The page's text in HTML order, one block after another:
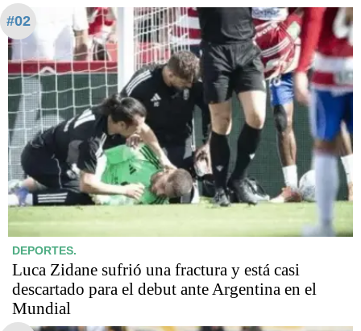
#02
DEPORTES.
Luca Zidane sufrió una fractura y está casi
descartado para el debut ante Argentina en el
Mundial